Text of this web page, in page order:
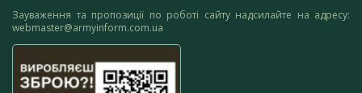
Зауваження та пропозиції по роботі сайту надсилайте на адресу:
webmaster@armyinform.com.ua